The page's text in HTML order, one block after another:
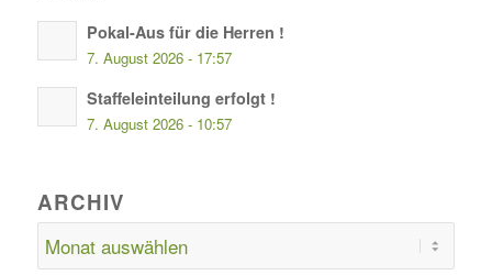
Pokal-Aus für die Herren !
7. August 2026 - 17:57
Staffeleinteilung erfolgt !
7. August 2026 - 10:57
ARCHIV